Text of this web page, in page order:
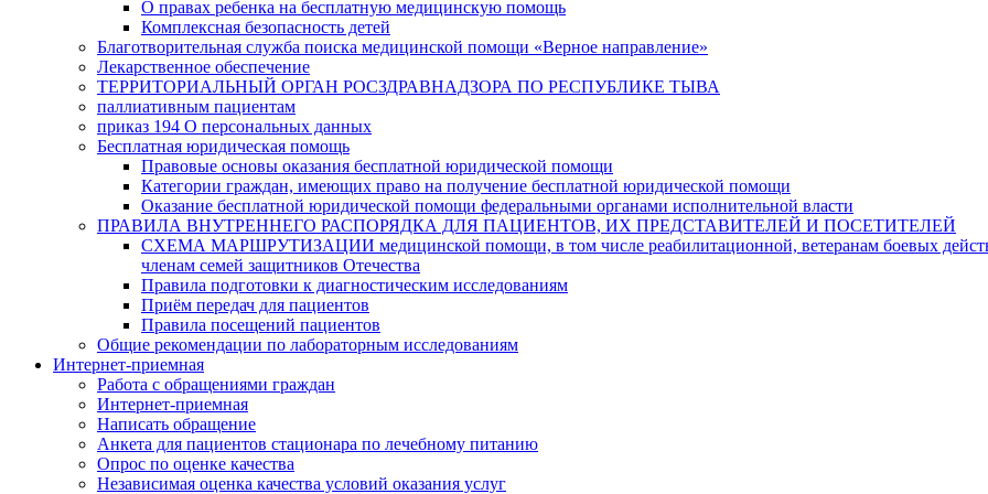
О правах ребенка на бесплатную медицинскую помощь
Комплексная безопасность детей
Благотворительная служба поиска медицинской помощи «Верное направление»
Лекарственное обеспечение
ТЕРРИТОРИАЛЬНЫЙ ОРГАН РОСЗДРАВНАДЗОРА ПО РЕСПУБЛИКЕ ТЫВА
паллиативным пациентам
приказ 194 О персональных данных
Бесплатная юридическая помощь
Правовые основы оказания бесплатной юридической помощи
Категории граждан, имеющих право на получение бесплатной юридической помощи
Оказание бесплатной юридической помощи федеральными органами исполнительной власти
ПРАВИЛА ВНУТРЕННЕГО РАСПОРЯДКА ДЛЯ ПАЦИЕНТОВ, ИХ ПРЕДСТАВИТЕЛЕЙ И ПОСЕТИТЕЛЕЙ
СХЕМА МАРШРУТИЗАЦИИ медицинской помощи, в том числе реабилитационной, ветеранам боевых
членам семей защитников Отечества
Правила подготовки к диагностическим исследованиям
Приём передач для пациентов
Правила посещений пациентов
Общие рекомендации по лабораторным исследованиям
Интернет-приемная
Работа с обращениями граждан
Интернет-приемная
Написать обращение
Анкета для пациентов стационара по лечебному питанию
Опрос по оценке качества
Независимая оценка качества условий оказания услуг